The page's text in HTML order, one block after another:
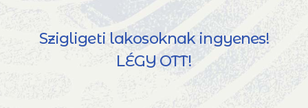
Szigligeti lakosoknak ingyenes!
LÉGY OTT!